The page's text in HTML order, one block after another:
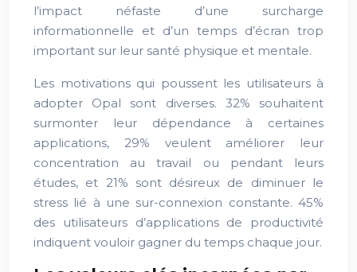
l’impact néfaste d’une surcharge
informationnelle et d’un temps d’écran trop
important sur leur santé physique et mentale.
Les motivations qui poussent les utilisateurs à
adopter Opal sont diverses. 32% souhaitent
surmonter leur dépendance à certaines
applications, 29% veulent améliorer leur
concentration au travail ou pendant leurs
études, et 21% sont désireux de diminuer le
stress lié à une sur-connexion constante. 45%
des utilisateurs d’applications de productivité
indiquent vouloir gagner du temps chaque jour.